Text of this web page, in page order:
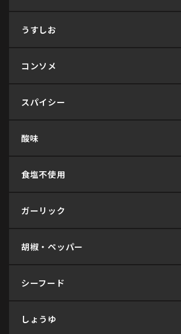
うすしお
コンソメ
スパイシー
酸味
食塩不使用
ガーリック
胡椒・ペッパー
シーフード
しょうゆ